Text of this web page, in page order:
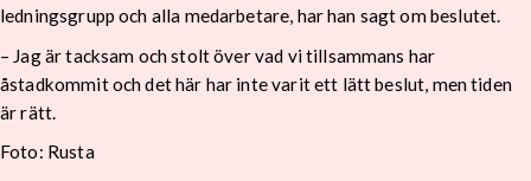
ledningsgrupp och alla medarbetare, har han sagt om beslutet.
– Jag är tacksam och stolt över vad vi tillsammans har
åstadkommit och det här har inte varit ett lätt beslut, men tiden
är rätt.
Foto: Rusta